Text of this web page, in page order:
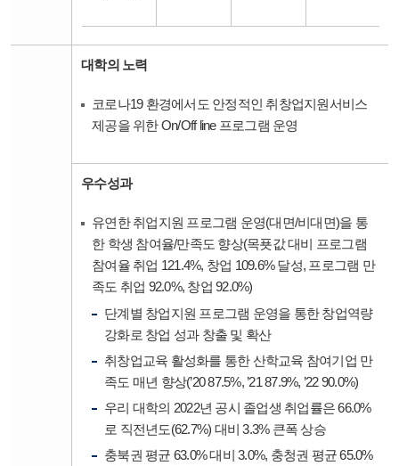
대학의 노력
코로나19 환경에서도 안정적인 취창업지원서비스
제공을 위한 On/Off line 프로그램 운영
우수성과
유연한 취업지원 프로그램 운영(대면/비대면)을 통
한 학생 참여율/만족도 향상(목푯값 대비 프로그램
참여율 취업 121.4%, 창업 109.6% 달성, 프로그램 만
족도 취업 92.0%, 창업 92.0%)
단계별 창업지원 프로그램 운영을 통한 창업역량
강화로 창업 성과 창출 및 확산
취창업교육 활성화를 통한 산학교육 참여기업 만
족도 매년 향상(’20 87.5%, ’21 87.9%, ’22 90.0%)
우리 대학의 2022년 공시 졸업생 취업률은 66.0%
로 직전년도(62.7%) 대비 3.3% 큰폭 상승
충북권 평균 63.0% 대비 3.0%, 충청권 평균 65.0%